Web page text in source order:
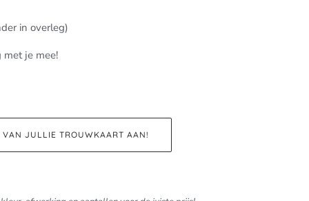
in overleg)
met je mee!
VAN JULLIE TROUWKAART AAN!